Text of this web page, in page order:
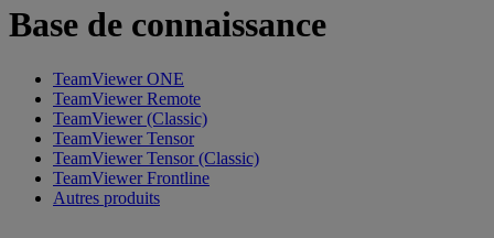
Base de connaissance
TeamViewer ONE
TeamViewer Remote
TeamViewer (Classic)
TeamViewer Tensor
TeamViewer Tensor (Classic)
TeamViewer Frontline
Autres produits